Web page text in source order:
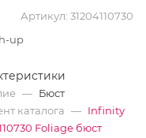
Артикул: 31204110730
up
— Бюст
каталога — Infinity
Foliage бюст